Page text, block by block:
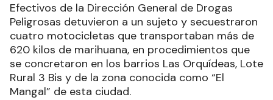
Efectivos de la Dirección General de Drogas
Peligrosas detuvieron a un sujeto y secuestraron
cuatro motocicletas que transportaban más de
620 kilos de marihuana, en procedimientos que
se concretaron en los barrios Las Orquídeas, Lote
Rural 3 Bis y de la zona conocida como “El
Mangal” de esta ciudad.